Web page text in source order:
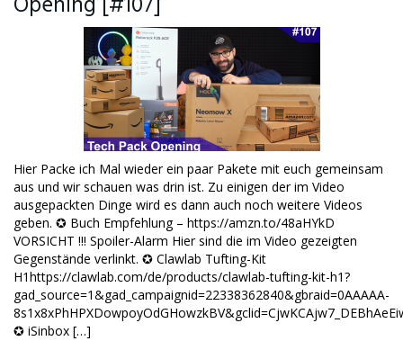
Hier Packe ich Mal wieder ein paar Pakete mit euch gemeinsam
aus und wir schauen was drin ist. Zu einigen der im Video
ausgepackten Dinge wird es dann auch noch weitere Videos
geben. ✪ Buch Empfehlung – https://amzn.to/48aHYkD
VORSICHT !!! Spoiler-Alarm Hier sind die im Video gezeigten
Gegenstände verlinkt. ✪ Clawlab Tufting-Kit
H1https://clawlab.com/de/products/clawlab-tufting-kit-h1?
gad_source=1&gad_campaignid=22338362840&gbraid=0AAAAA-
✪ iSinbox […]